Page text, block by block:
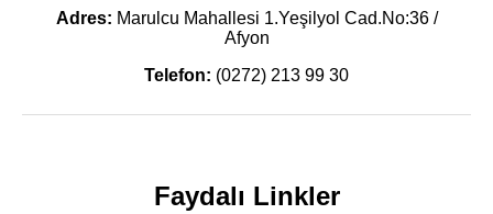
Adres: Marulcu Mahallesi 1.Yeşilyol Cad.No:36 /
Afyon
Telefon: (0272) 213 99 30
Faydalı Linkler